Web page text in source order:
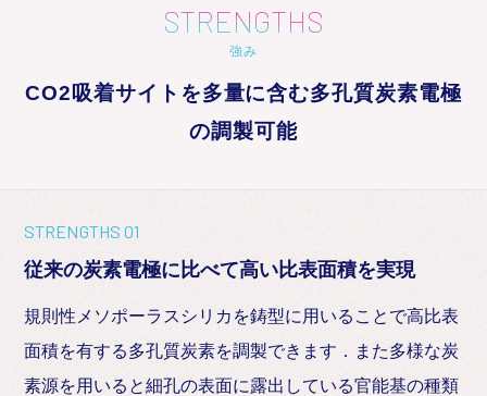
STRENGTHS
強み
CO2吸着サイトを多量に含む多孔質炭素電極
の調製可能
STRENGTHS 01
従来の炭素電極に比べて高い比表面積を実現
規則性メソポーラスシリカを鋳型に用いることで高比表
面積を有する多孔質炭素を調製できます．また多様な炭
素源を用いると細孔の表面に露出している官能基の種類